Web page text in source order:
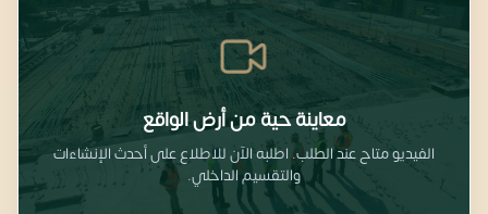
معاينة حية من أرض الواقع
الفيديو متاح عند الطلب. اطلبه الآن للاطلاع على أحدث الإنشاءات
والتقسيم الداخلي.